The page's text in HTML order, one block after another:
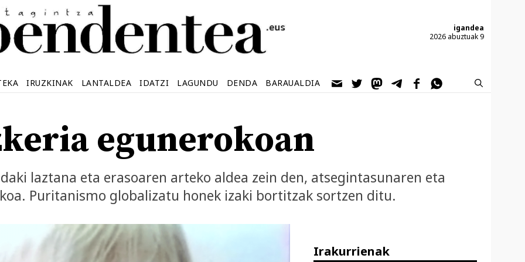
igandea
2026 abuztuak 9
IRUZKINAK LANTALDEA IDATZI LAGUNDU DENDA BARAUALDIA
egunerokoan
laztana eta erasoaren arteko aldea zein den, atsegintasunaren eta
Puritanismo globalizatu honek izaki bortitzak sortzen ditu.
Irakurrienak